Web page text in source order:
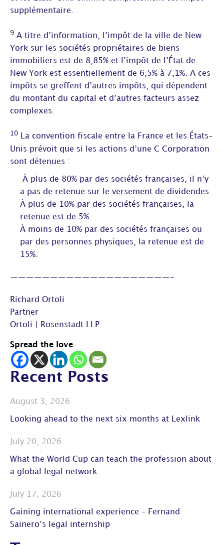
supplémentaire.
9 A titre d’information, l’impôt de la ville de New
York sur les sociétés propriétaires de biens
immobiliers est de 8,85% et l’impôt de l’État de
New York est essentiellement de 6,5% à 7,1%. A ces
impôts se greffent d’autres impôts, qui dépendent
du montant du capital et d’autres facteurs assez
complexes.
10
La convention fiscale entre la France et les États-
Unis prévoit que si les actions d’une C Corporation
sont détenues :
À plus de 80% par des sociétés françaises, il n’y
a pas de retenue sur le versement de dividendes.
À plus de 10% par des sociétés françaises, la
retenue est de 5%.
À moins de 10% par des sociétés françaises ou
par des personnes physiques, la retenue est de
15%.
————————————————————-
Richard Ortoli
Partner
Ortoli | Rosenstadt LLP
Spread the love
Recent Posts
August 3, 2026
Looking ahead to the next six months at Lexlink
July 20, 2026
What the World Cup can teach the profession about
a global legal network
July 17, 2026
Gaining international experience – Fernand
Sainero’s legal internship